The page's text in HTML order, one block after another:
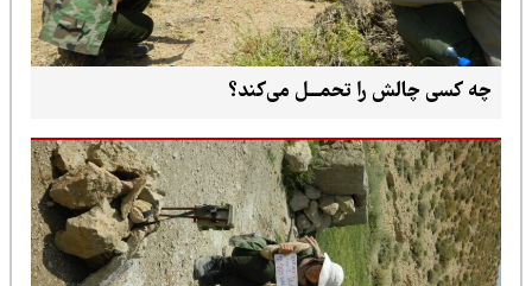
چه کسی چالش را تحمـــل می‌کند؟